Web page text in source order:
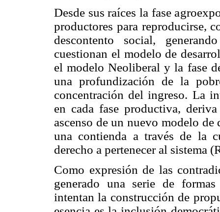
Desde sus raíces la fase
productores para reproducirse,
descontento social,
cuestionan el modelo de
el modelo Neoliberal y la fase
una profundización de la
concentración del ingreso. La
en cada fase productiva,
ascenso de un nuevo modelo
una contienda a través de la
derecho a pertenecer al sistema
Como expresión de las
generado una serie de
intentan la construcción de